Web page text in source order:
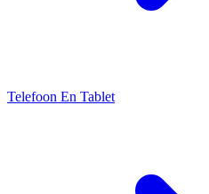
Telefoon En Tablet